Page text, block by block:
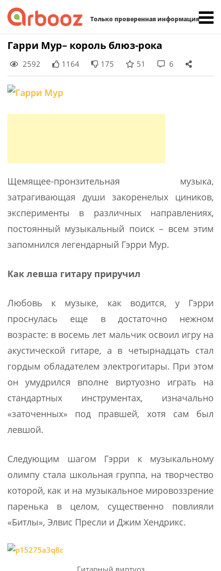
Только проверенная информация
Skip
content
Гарри Мур– король блюз-рока
2592 1164 175 51 6
Щемящее-пронзительная музыка,
затрагивающая души закоренелых циников,
эксперименты в различных направлениях,
постоянный музыкальный поиск – всем этим
запомнился легендарный Гэрри Мур.
Как левша гитару приручил
Любовь к музыке, как водится, у Гэрри
проснулась еще в достаточно нежном
возрасте: в восемь лет мальчик освоил игру на
акустической гитаре, а в четырнадцать стал
гордым обладателем электрогитары. При этом
он умудрился вполне виртуозно играть на
стандартных инструментах, изначально
«заточенных» под правшей, хотя сам был
левшой.
Следующим шагом Гэрри к музыкальному
олимпу стала школьная группа, на творчество
которой, как и на музыкальное мировоззрение
паренька в целом, существенно повлияли
«Битлы», Элвис Пресли и Джим Хендрикс.
Найти: